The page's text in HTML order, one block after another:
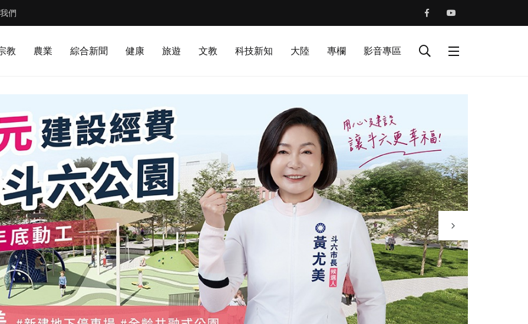
們
教 農業 綜合新聞 健康 旅遊 文教 科技新知 大陸 專欄 影音專區